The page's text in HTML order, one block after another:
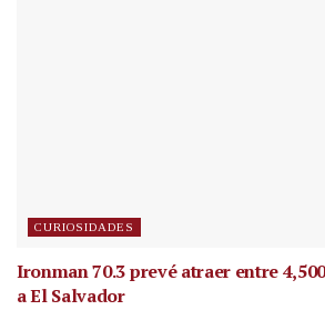
CURIOSIDADES
Ironman 70.3 prevé atraer entre
a El Salvador